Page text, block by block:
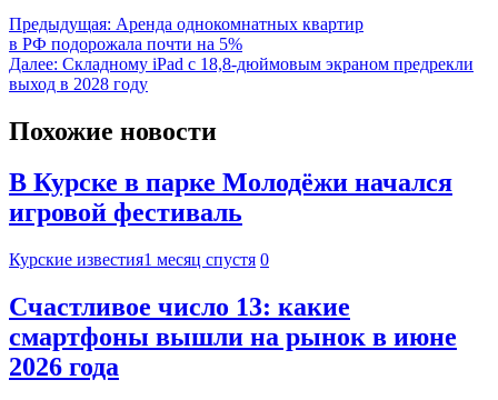
Предыдущая: Аренда однокомнатных квартир
в РФ подорожала почти на 5%
Далее: Складному iPad с 18,8-дюймовым экраном предрекли
выход в 2028 году
Похожие новости
В Курске в парке Молодёжи начался
игровой фестиваль
Курские известия1 месяц спустя 0
Счастливое число 13: какие
смартфоны вышли на рынок в июне
2026 года